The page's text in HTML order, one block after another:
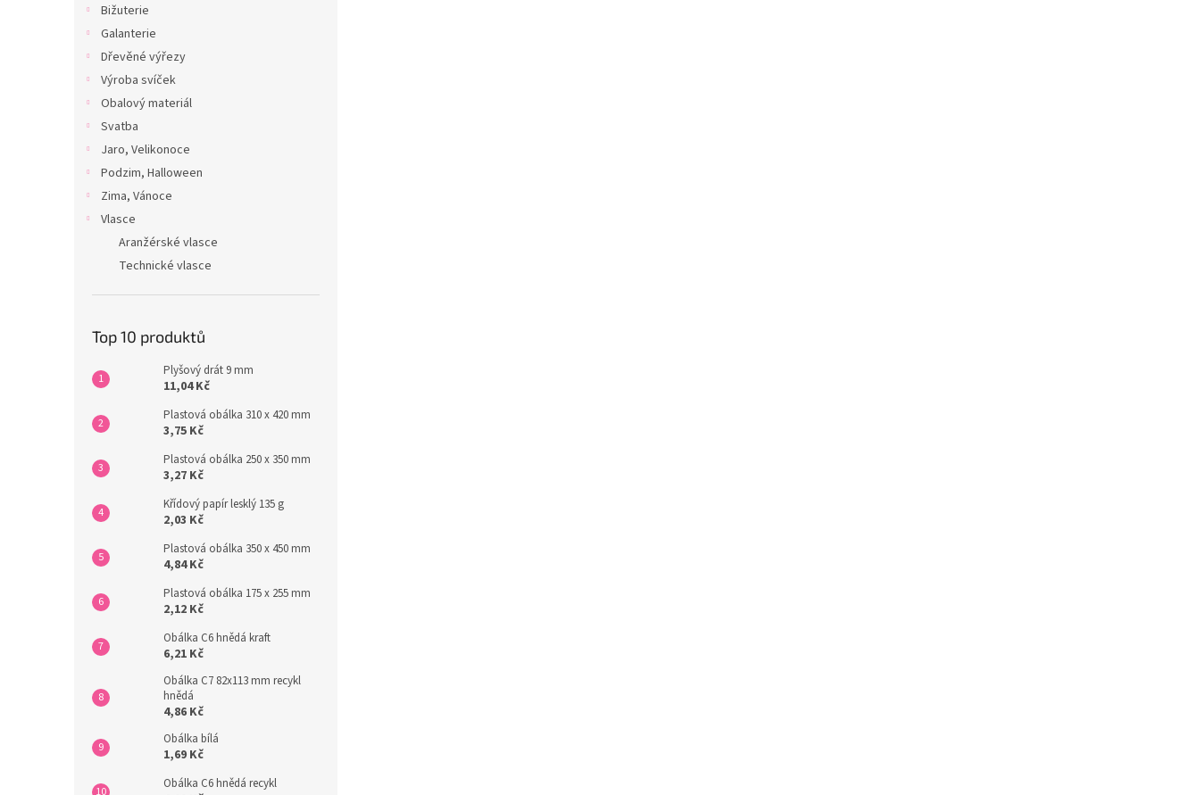
Bižuterie
Galanterie
Dřevěné výřezy
Výroba svíček
Obalový materiál
Svatba
Jaro, Velikonoce
Podzim, Halloween
Zima, Vánoce
Vlasce
Aranžérské vlasce
Technické vlasce
Top 10 produktů
Plyšový drát 9 mm
11,04 Kč
Plastová obálka 310 x 420 mm
3,75 Kč
Plastová obálka 250 x 350 mm
3,27 Kč
Křídový papír lesklý 135 g
2,03 Kč
Plastová obálka 350 x 450 mm
4,84 Kč
Plastová obálka 175 x 255 mm
2,12 Kč
Obálka C6 hnědá kraft
6,21 Kč
Obálka C7 82x113 mm recykl
hnědá
4,86 Kč
Obálka bílá
1,69 Kč
Obálka C6 hnědá recykl